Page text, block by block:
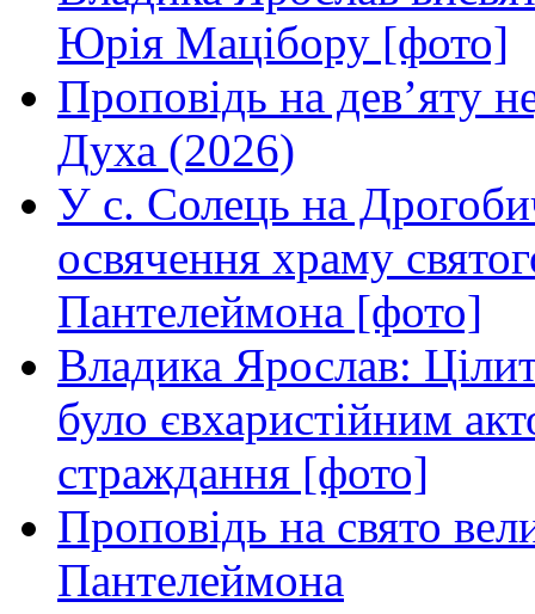
Юрія Мацібору [фото]
Проповідь на дев’яту
Духа (2026)
У с. Солець на
освячення храму
Пантелеймона [фото]
Владика Ярослав:
було євхаристійним
страждання [фото]
Проповідь на свято
Пантелеймона